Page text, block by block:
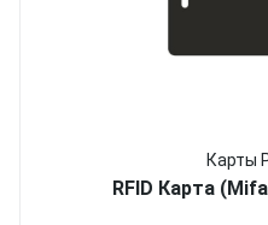
Карты
RFID Карта